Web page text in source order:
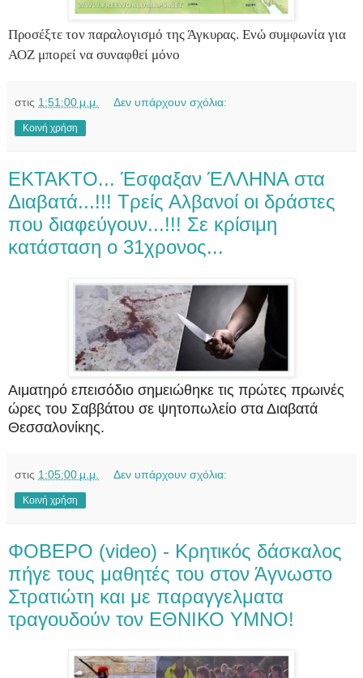
Προσέξτε τον παραλογισμό της Άγκυρας. Ενώ συμφωνία για
ΑΟΖ μπορεί να συναφθεί μόνο
στις 1:51:00 μ.μ. Δεν υπάρχουν σχόλια:
Κοινή χρήση
ΕΚΤΑΚΤΟ... Έσφαξαν ΈΛΛΗΝΑ στα
Διαβατά...!!! Τρείς Αλβανοί οι δράστες
που διαφεύγουν...!!! Σε κρίσιμη
κατάσταση ο 31χρονος...
Αιματηρό επεισόδιο σημειώθηκε τις πρώτες πρωινές
ώρες του Σαββάτου σε ψητοπωλείο στα Διαβατά
Θεσσαλονίκης.
στις 1:05:00 μ.μ. Δεν υπάρχουν σχόλια:
Κοινή χρήση
ΦΟΒΕΡΟ (video) - Κρητικός δάσκαλος
πήγε τους μαθητές του στον Άγνωστο
Στρατιώτη και με παραγγελματα
τραγουδούν τον ΕΘΝΙΚΟ ΥΜΝΟ!